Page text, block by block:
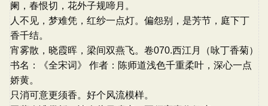
阑，春恨切，花外子规啼月。
人不见，梦难凭，红纱一点灯。偏怨别，是芳节，庭下丁
香千结。
宵雾散，晓霞晖，梁间双燕飞。卷070.西江月（咏丁香菊）
书名：《全宋词》 作者：陈师道浅色千重柔叶，深心一点
娇黄。
只消可意更须香。好个风流模样。